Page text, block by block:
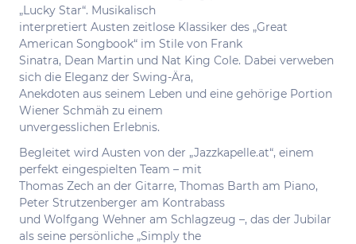
„Lucky Star“. Musikalisch
interpretiert Austen zeitlose Klassiker des „Great
American Songbook“ im Stile von Frank
Sinatra, Dean Martin und Nat King Cole. Dabei verweben
sich die Eleganz der Swing-Ära,
Anekdoten aus seinem Leben und eine gehörige Portion
Wiener Schmäh zu einem
unvergesslichen Erlebnis.
Begleitet wird Austen von der „Jazzkapelle.at“, einem
perfekt eingespielten Team – mit
Thomas Zech an der Gitarre, Thomas Barth am Piano,
Peter Strutzenberger am Kontrabass
und Wolfgang Wehner am Schlagzeug –, das der Jubilar
als seine persönliche „Simply the